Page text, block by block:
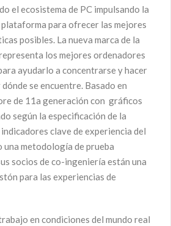
el ecosistema de PC impulsando la
para ofrecer las mejores
posibles. La nueva marca de la
los mejores ordenadores
ayudarlo a concentrarse y hacer
se encuentre. Basado en
de 11a generación con gráficos
según la especificación de la
clave de experiencia del
metodología de prueba
socios de co-ingeniería están una
para las experiencias de
en condiciones del mundo real